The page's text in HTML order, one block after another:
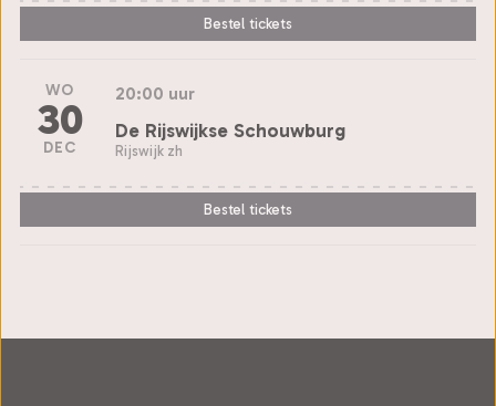
Bestel tickets
WO
30
DEC
20:00 uur
De Rijswijkse Schouwburg
Rijswijk zh
Bestel tickets